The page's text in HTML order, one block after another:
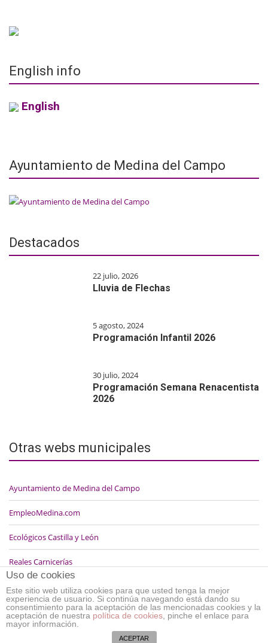
English info
English
Ayuntamiento de Medina del Campo
Destacados
22 julio, 2026
Lluvia de Flechas
5 agosto, 2024
Programación Infantil 2026
30 julio, 2024
Programación Semana Renacentista
2026
Otras webs municipales
Ayuntamiento de Medina del Campo
EmpleoMedina.com
Ecológicos Castilla y León
Reales Carnicerías
Política de cookies- Aviso legal-Política de privacidad
Uso de cookies
Este sitio web utiliza cookies para que usted tenga la mejor
experiencia de usuario. Si continúa navegando está dando su
consentimiento para la aceptación de las mencionadas cookies y la
aceptación de nuestra política de cookies , pinche el enlace para
mayor información.
ACEPTAR